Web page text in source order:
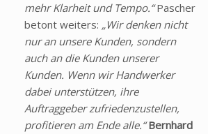
mehr Klarheit und Tempo.“Pascher
betont weiters: „Wir denken nicht
nur an unsere Kunden, sondern
auch an die Kunden unserer
Kunden. Wenn wir Handwerker
dabei unterstützen, ihre
Auftraggeber zufriedenzustellen,
profitieren am Ende alle.“Bernhard